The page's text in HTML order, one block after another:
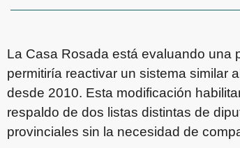
La Casa Rosada está evaluando una
permitiría reactivar un sistema similar
desde 2010. Esta modificación
respaldo de dos listas distintas de
provinciales sin la necesidad de